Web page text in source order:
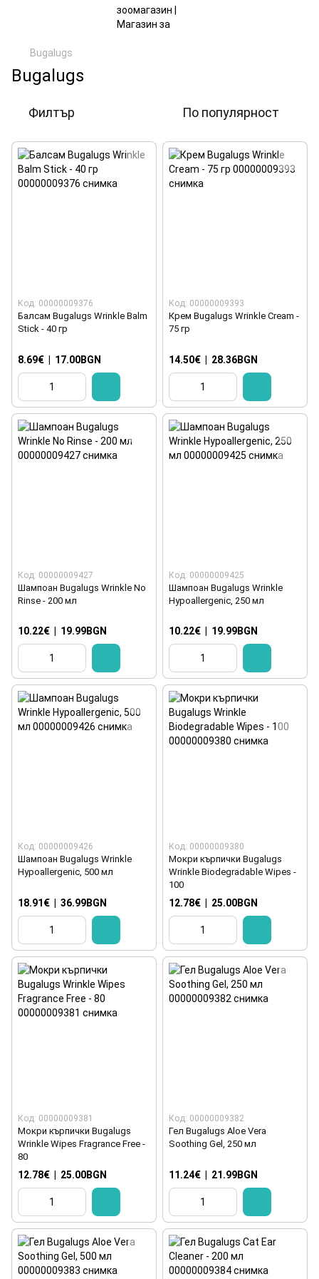
Bugalugs
Bugalugs
Филтър По популярност
Код: 00000009376
Балсам Bugalugs Wrinkle Balm
Stick - 40 гр
8.69€ 17.00BGN
Код: 00000009393
Крем Bugalugs Wrinkle Cream -
75 гр
14.50€ 28.36BGN
Код: 00000009427
Шампоан Bugalugs Wrinkle No
Rinse - 200 мл
10.22€ 19.99BGN
Код: 00000009425
Шампоан Bugalugs Wrinkle
Hypoallergenic, 250 мл
10.22€ 19.99BGN
Код: 00000009426
Шампоан Bugalugs Wrinkle
Hypoallergenic, 500 мл
18.91€ 36.99BGN
Код: 00000009380
Мокри кърпички Bugalugs
Wrinkle Biodegradable Wipes -
100
12.78€ 25.00BGN
Код: 00000009381
Мокри кърпички Bugalugs
Wrinkle Wipes Fragrance Free -
80
12.78€ 25.00BGN
Код: 00000009382
Гел Bugalugs Aloe Vera
Soothing Gel, 250 мл
11.24€ 21.99BGN